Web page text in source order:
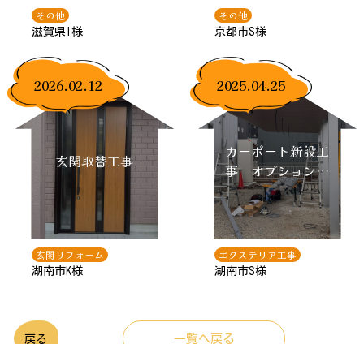
その他
滋賀県I様
その他
京都市S様
2026.02.12
玄関取替工事
玄関リフォーム
湖南市K様
2025.04.25
カーポート新設工
事 オプション工
事付
エクステリア工事
湖南市S様
戻る 一覧へ戻る